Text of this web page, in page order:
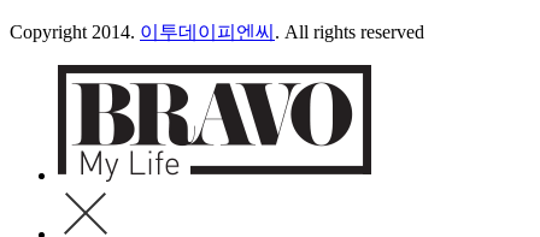
Copyright 2014. 이투데이피엔씨 . All rights reserved